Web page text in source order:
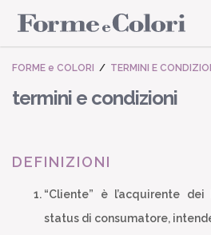
FORME e COLORI / TERMINI E
termini e condizioni
DEFINIZIONI
“Cliente” è l’acquirente
status di consumatore,